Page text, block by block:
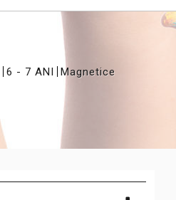
6 - 7 ANI
Magnetice